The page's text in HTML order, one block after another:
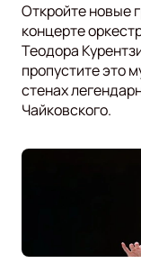
Откройте новые
концерте
Теодора
пропустите это
стенах
Чайковского.